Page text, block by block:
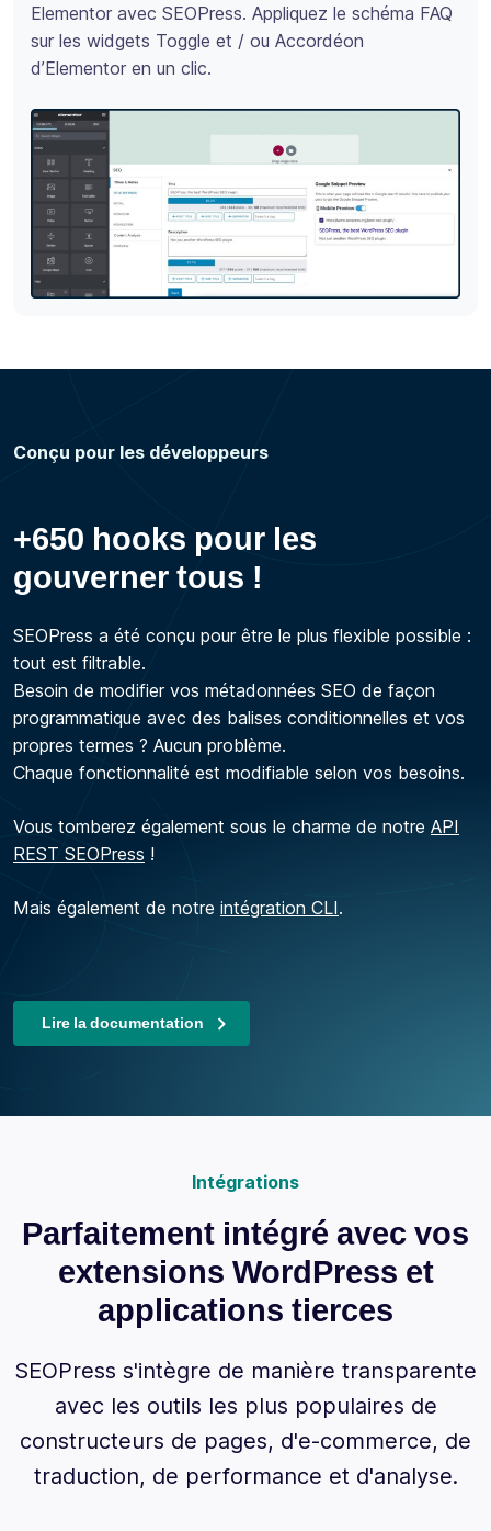
Elementor avec SEOPress. Appliquez le schéma FAQ
sur les widgets Toggle et / ou Accordéon
d’Elementor en un clic.
Conçu pour les développeurs
+650 hooks pour les
gouverner tous !
SEOPress a été conçu pour être le plus flexible possible :
tout est filtrable.
Besoin de modifier vos métadonnées SEO de façon
programmatique avec des balises conditionnelles et vos
propres termes ? Aucun problème.
Chaque fonctionnalité est modifiable selon vos besoins.
Vous tomberez également sous le charme de notre API
REST SEOPress !
Mais également de notre intégration CLI.
Lire la documentation
Intégrations
Parfaitement intégré avec vos
extensions WordPress et
applications tierces
SEOPress s'intègre de manière transparente
avec les outils les plus populaires de
constructeurs de pages, d'e-commerce, de
traduction, de performance et d'analyse.